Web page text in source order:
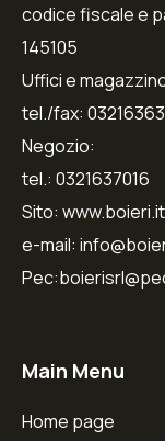
codice fiscale e
145105
Uffici e
tel./fax:
Negozio:
tel.: 0321637016
Sito: www.boieri.it
e-mail:
Main Menu
Home page